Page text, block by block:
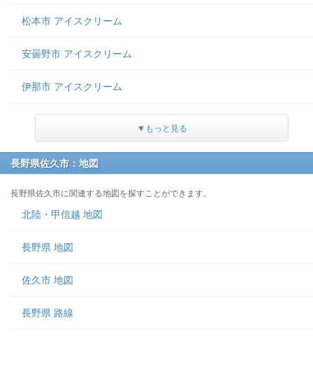
松本市 アイスクリーム
安曇野市 アイスクリーム
伊那市 アイスクリーム
▼もっと見る
長野県佐久市：地図
長野県佐久市に関連する地図を探すことができます。
北陸・甲信越 地図
長野県 地図
佐久市 地図
長野県 路線